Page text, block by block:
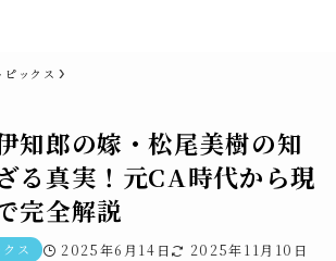
ピックス
知郎の嫁・松尾美樹の知
る真実！元CA時代から現
完全解説
ス 2025年6月14日 2025年11月10日